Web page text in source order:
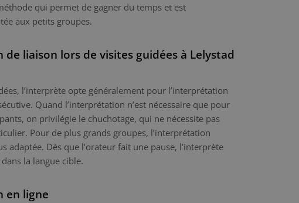
qui permet de gagner du temps et est
aux petits groupes.
liaison lors de visites guidées à Lelystad
l’interprète opte généralement pour l’interprétation
Quand l’interprétation n’est nécessaire que pour
on privilégie le chuchotage, qui ne nécessite pas
Pour de plus grands groupes, l’interprétation
adaptée. Dès que l’orateur fait une pause, l’interprète
la langue cible.
en ligne